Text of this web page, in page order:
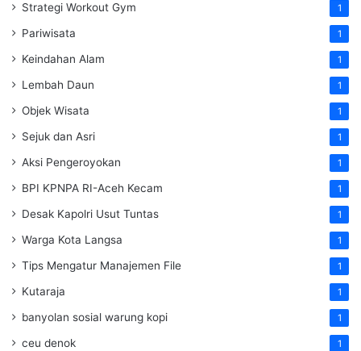
Strategi Workout Gym 1
Pariwisata 1
Keindahan Alam 1
Lembah Daun 1
Objek Wisata 1
Sejuk dan Asri 1
Aksi Pengeroyokan 1
BPI KPNPA RI-Aceh Kecam 1
Desak Kapolri Usut Tuntas 1
Warga Kota Langsa 1
Tips Mengatur Manajemen File 1
Kutaraja 1
banyolan sosial warung kopi 1
ceu denok 1